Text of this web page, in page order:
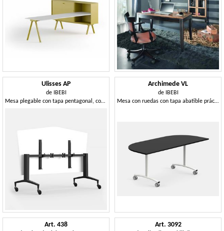
Ulisses AP
de
IBEBI
Mesa plegable con tapa pentagonal, con ruedas
Archimede VL
de
IBEBI
Mesa con ruedas con tapa abatible práctica y de alta calidad
Art. 438 Art. 3092